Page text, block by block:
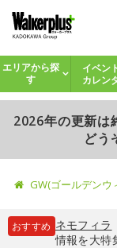
エリアから探
す
イベン
カレン
2026年の更新は
どう
GW(ゴールデンウ
おすすめ ネモフィラ
情報を大特